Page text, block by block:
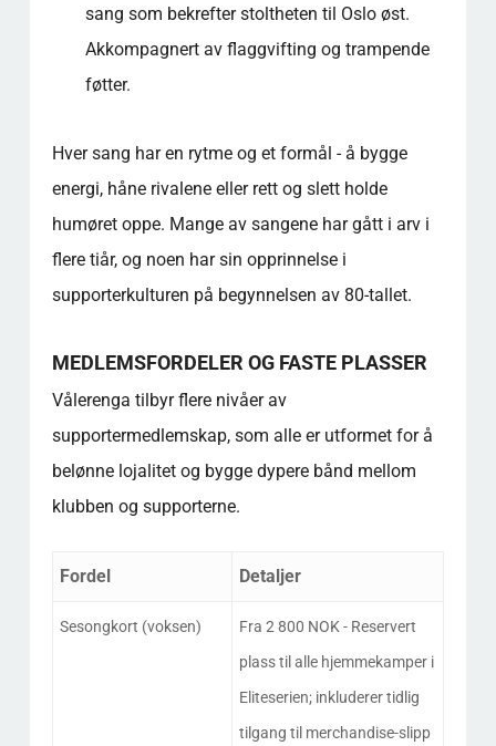
sang som bekrefter stoltheten til Oslo øst.
Akkompagnert av flaggvifting og trampende
føtter.
Hver sang har en rytme og et formål - å bygge
energi, håne rivalene eller rett og slett holde
humøret oppe. Mange av sangene har gått i arv i
flere tiår, og noen har sin opprinnelse i
supporterkulturen på begynnelsen av 80-tallet.
MEDLEMSFORDELER OG FASTE PLASSER
Vålerenga tilbyr flere nivåer av
supportermedlemskap, som alle er utformet for å
belønne lojalitet og bygge dypere bånd mellom
klubben og supporterne.
Fordel Detaljer
Sesongkort (voksen)
Fra 2 800 NOK - Reservert
plass til alle hjemmekamper i
Eliteserien; inkluderer tidlig
tilgang til merchandise-slipp